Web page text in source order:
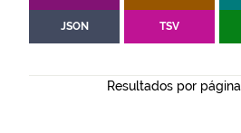
JSON TSV
Resultados por página